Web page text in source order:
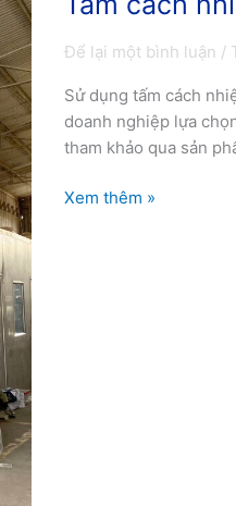
Để lại một bình luận /
Sử dụng tấm cách
doanh nghiệp lựa
tham khảo qua sản
nhiệt
nóng
nhà
xưởng
Xem thêm »